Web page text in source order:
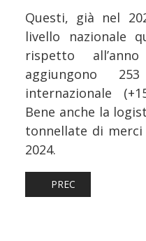
Questi, già nel
livello nazionale
rispetto
aggiungono
internazionale
Bene anche la
tonnellate di
2024.
ARTICOLO
PREC